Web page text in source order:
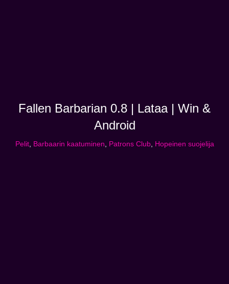
Fallen Barbarian 0.8 | Lataa | Win &
Android
Pelit, Barbaarin kaatuminen, Patrons Club, Hopeinen suojelija